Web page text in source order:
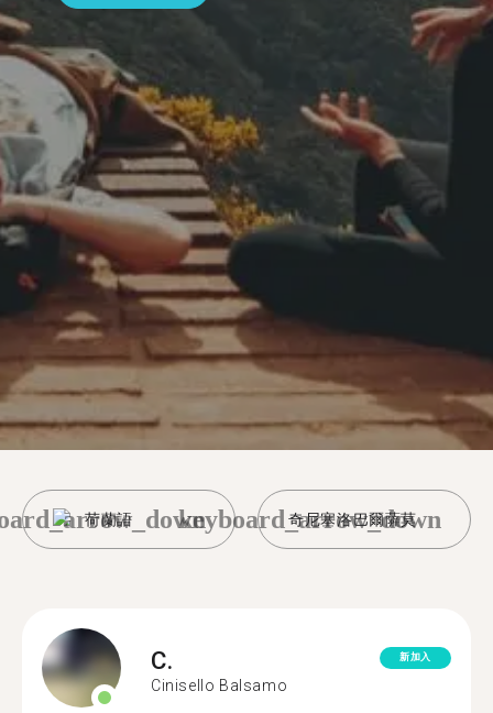
荷蘭語 奇尼塞洛巴爾薩莫
keyboard_arrow_down
C.
Cinisello Balsamo
新加入